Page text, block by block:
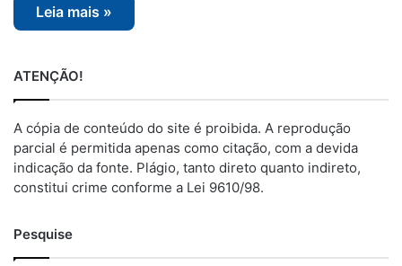
Leia mais »
ATENÇÃO!
A cópia de conteúdo do site é proibida. A reprodução
parcial é permitida apenas como citação, com a devida
indicação da fonte. Plágio, tanto direto quanto indireto,
constitui crime conforme a Lei 9610/98.
Pesquise